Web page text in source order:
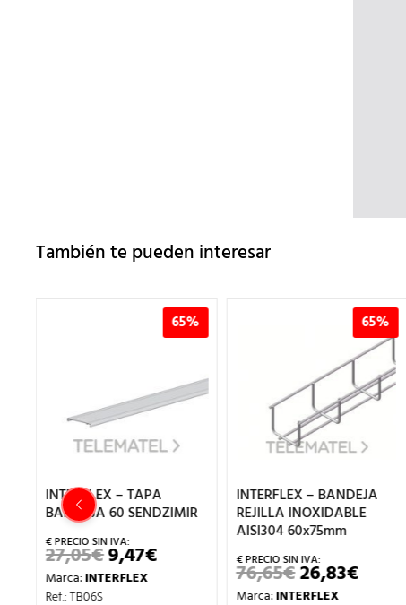
También te pueden interesar
65%
INTERFLEX – TAPA
BANDEJA 60 SENDZIMIR
27,05€EL
PRECIO
ORIGINAL
9,47€EL
PRECIO
Marca:INTERFLEX
Ref.: TB06S
65%
INTERFLEX – BANDEJA
REJILLA INOXIDABLE
AISI304 60x75mm
76,65€EL
PRECIO
26,83€EL
PRECIO
Marca:INTERFLEX